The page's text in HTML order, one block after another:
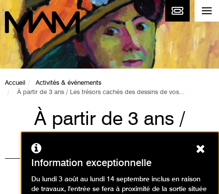
Accueil
Activités & événements
À partir de 3 ans / Les trésors cachés des dessins de vos...
À partir de 3 ans /
Les trésors cachés
des dessins de vos
enfants
Information exceptionnelle
Du lundi 3 août au lundi 14 septembre inclus en raison
de travaux, l'entrée se fera à proximité de la sortie située